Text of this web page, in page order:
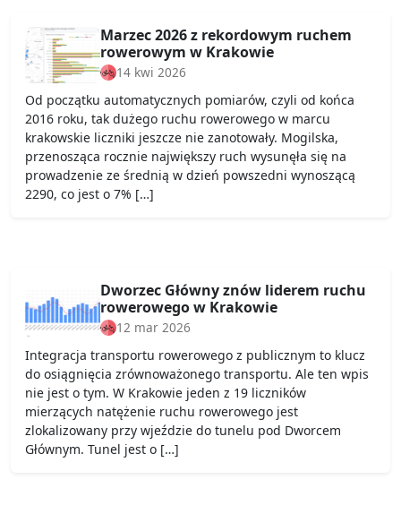
Marzec 2026 z rekordowym ruchem
rowerowym w Krakowie
14 kwi 2026
Od początku automatycznych pomiarów, czyli od końca
2016 roku, tak dużego ruchu rowerowego w marcu
krakowskie liczniki jeszcze nie zanotowały. Mogilska,
przenosząca rocznie największy ruch wysunęła się na
prowadzenie ze średnią w dzień powszedni wynoszącą
2290, co jest o 7% […]
Dworzec Główny znów liderem ruchu
rowerowego w Krakowie
12 mar 2026
Integracja transportu rowerowego z publicznym to klucz
do osiągnięcia zrównoważonego transportu. Ale ten wpis
nie jest o tym. W Krakowie jeden z 19 liczników
mierzących natężenie ruchu rowerowego jest
zlokalizowany przy wjeździe do tunelu pod Dworcem
Głównym. Tunel jest o […]